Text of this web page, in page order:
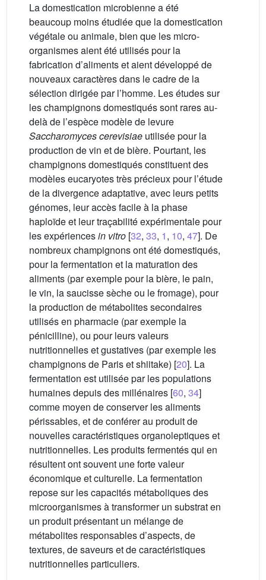
La domestication microbienne a été
beaucoup moins étudiée que la domestication
végétale ou animale, bien que les micro-
organismes aient été utilisés pour la
fabrication d’aliments et aient développé de
nouveaux caractères dans le cadre de la
sélection dirigée par l’homme. Les études sur
les champignons domestiqués sont rares au-
delà de l’espèce modèle de levure
Saccharomyces cerevisiae utilisée pour la
production de vin et de bière. Pourtant, les
champignons domestiqués constituent des
modèles eucaryotes très précieux pour l’étude
de la divergence adaptative, avec leurs petits
génomes, leur accès facile à la phase
haploïde et leur traçabilité expérimentale pour
les expériencesin vitro [32, 33, 1, 10, 47]. De
nombreux champignons ont été domestiqués,
pour la fermentation et la maturation des
aliments (par exemple pour la bière, le pain,
le vin, la saucisse sèche ou le fromage), pour
la production de métabolites secondaires
utilisés en pharmacie (par exemple la
pénicilline), ou pour leurs valeurs
nutritionnelles et gustatives (par exemple les
champignons de Paris et shiitake) [20]. La
fermentation est utilisée par les populations
humaines depuis des millénaires [60, 34]
comme moyen de conserver les aliments
périssables, et de conférer au produit de
nouvelles caractéristiques organoleptiques et
nutritionnelles. Les produits fermentés qui en
résultent ont souvent une forte valeur
économique et culturelle. La fermentation
repose sur les capacités métaboliques des
microorganismes à transformer un substrat en
un produit présentant un mélange de
métabolites responsables d’aspects, de
textures, de saveurs et de caractéristiques
nutritionnelles particuliers.